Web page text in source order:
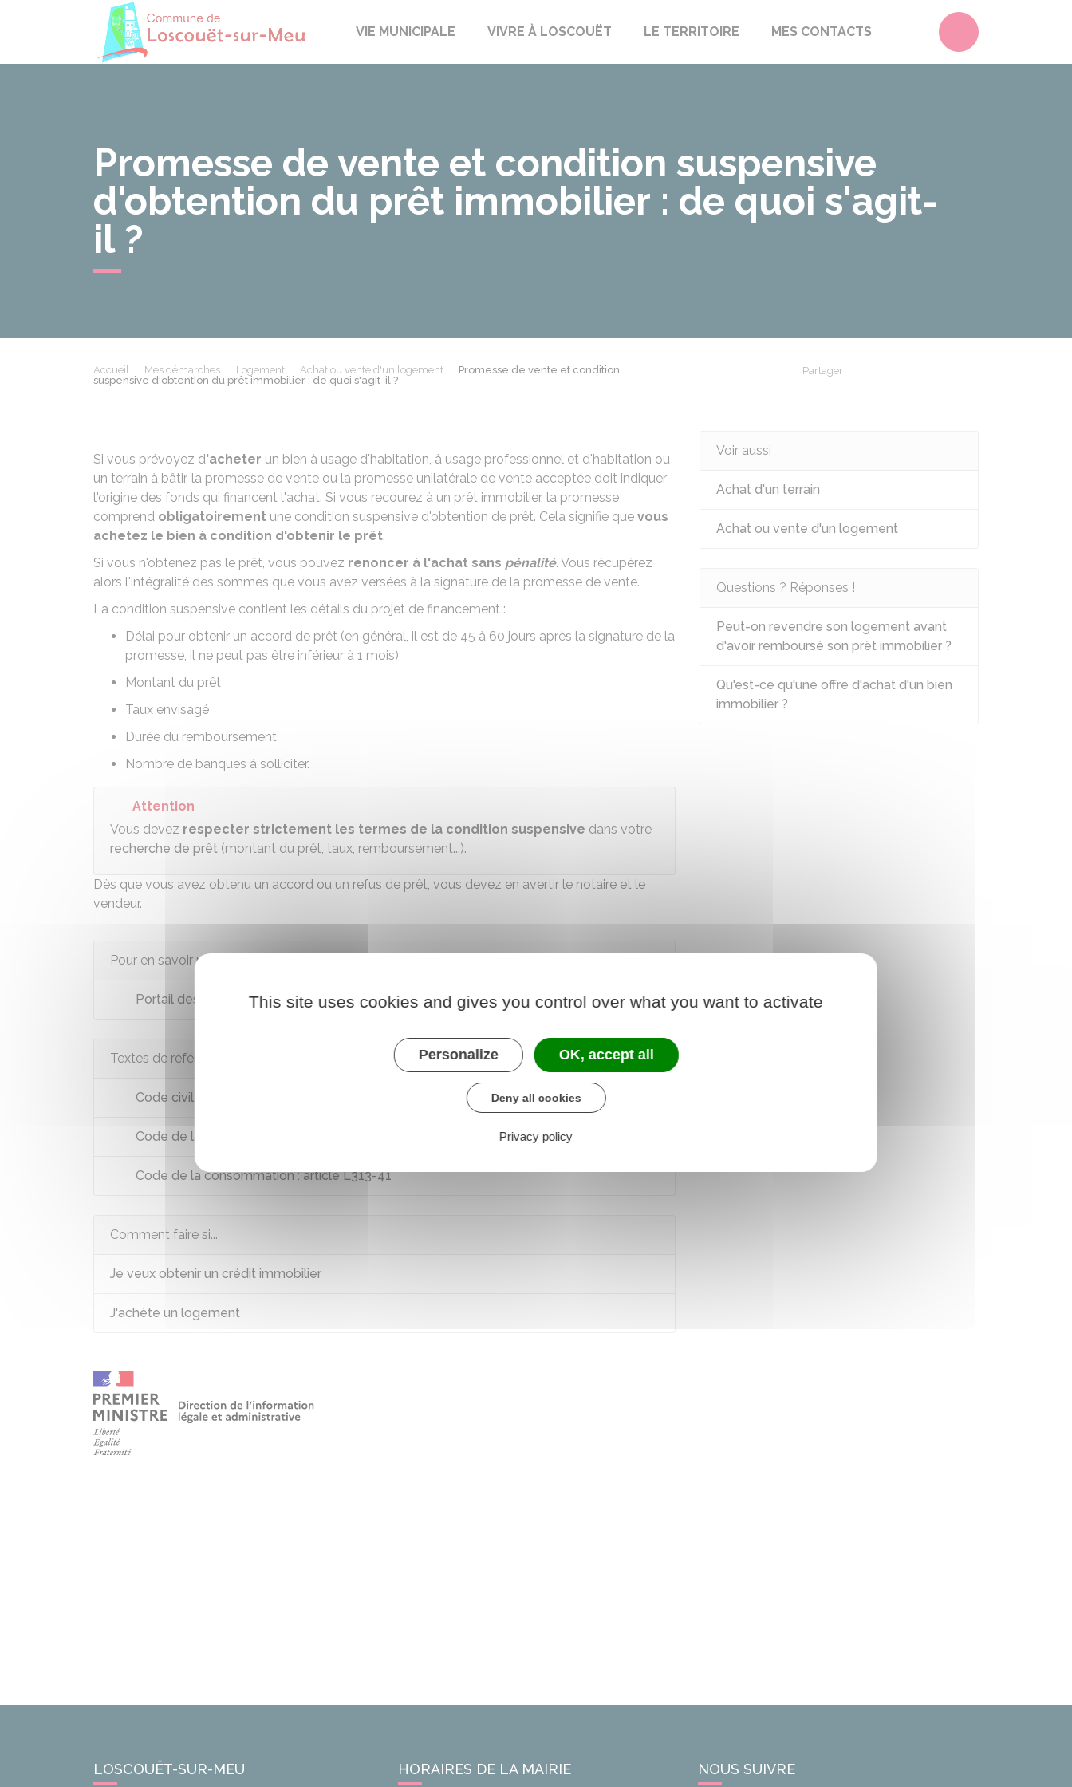
Loscouët-sur-Meu
VIE MUNICIPALE VIVRE À LOSCOUËT LE TERRITOIRE MES CONTACTS Accéder au
Promesse de vente et condition suspensive
d'obtention du prêt immobilier : de quoi s'agit-
il ?
Accueil Mes démarches Logement Achat ou vente d'un logement
Promesse de vente et condition
suspensive d'obtention du prêt immobilier : de quoi s'agit-il ?
Partager
Si vous prévoyez d'acheter un bien à usage d'habitation, à usage professionnel et d'habitation ou
un terrain à bâtir, la promesse de vente ou la promesse unilatérale de vente acceptée doit indiquer
l'origine des fonds qui financent l'achat. Si vous recourez à un prêt immobilier, la promesse
comprend obligatoirement une condition suspensive d'obtention de prêt. Cela signifie que vous
achetez le bien à condition d'obtenir le prêt.
Si vous n'obtenez pas le prêt, vous pouvez renoncer à l'achat sans pénalité. Vous récupérez
alors l'intégralité des sommes que vous avez versées à la signature de la promesse de vente.
La condition suspensive contient les détails du projet de financement :
Délai pour obtenir un accord de prêt (en général, il est de 45 à 60 jours après la signature de la
promesse, il ne peut pas être inférieur à 1 mois)
Montant du prêt
Taux envisagé
Durée du remboursement
Nombre de banques à solliciter.
Attention
Vous devez respecter strictement les termes de la condition suspensive dans votre
recherche de prêt (montant du prêt, taux, remboursement...).
Dès que vous avez obtenu un accord ou un refus de prêt, vous devez en avertir le notaire et le
vendeur.
Pour en savoir plus
Portail des services en ligne des notaires de France
Textes de référence
Code civil : articles 1304 à 1304-7
Code de la consommation : articles L313-40
Code de la consommation : article L313-41
Comment faire si...
Je veux obtenir un crédit immobilier
J'achète un logement
Voir aussi
Achat d'un terrain
Achat ou vente d'un logement
Questions ? Réponses !
Peut-on revendre son logement avant
d'avoir remboursé son prêt immobilier ?
Qu'est-ce qu'une offre d'achat d'un bien
immobilier ?
LOSCOUËT-SUR-MEU HORAIRES DE LA MAIRIE NOUS SUIVRE
This site uses cookies and gives you control over what you want to activate
Personalize OK, accept all
Deny all cookies
Privacy policy